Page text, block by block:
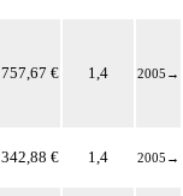
757,67 € 1,4 2005 →
342,88 € 1,4 2005 →